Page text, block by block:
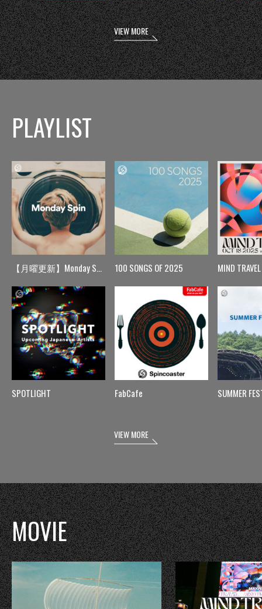
VIEW MORE
PLAYLIST
【月曜更新】Monday Spin
SPOTLIGHT
100 SONGS OF 2025
FabCafe
MIND TRAVEL
SUMMER
VIEW MORE
MOVIE